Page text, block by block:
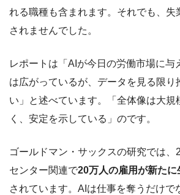
れる職種も含まれます。それでも、失
されませんでした。
レポートは「AIが今日の労働市場に与
は広がっているが、データを見る限り
い」と述べています。「全体像は大規
く、安定を示している」のです。
ゴールドマン・サックスの研究では、
センター関連で20万人の雇用が新たに
されています。AIは仕事を奪うだけで